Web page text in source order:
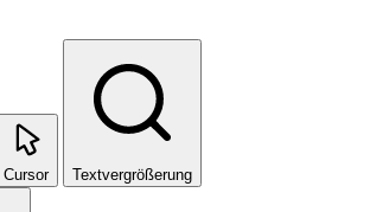
Cursor Textvergrößerung